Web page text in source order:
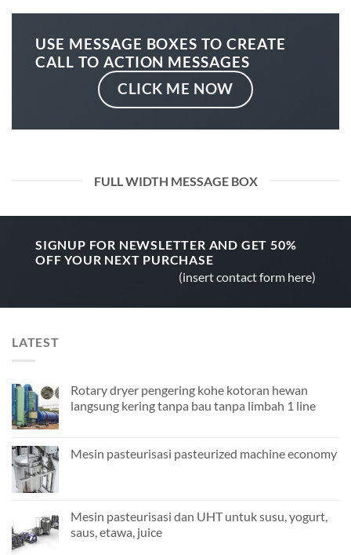
USE MESSAGE BOXES TO CREATE
CALL TO ACTION MESSAGES
CLICK ME NOW
FULL WIDTH MESSAGE BOX
SIGNUP FOR NEWSLETTER AND GET 50%
OFF YOUR NEXT PURCHASE
(insert contact form here)
LATEST
Rotary dryer pengering kohe kotoran hewan
langsung kering tanpa bau tanpa limbah 1 line
Mesin pasteurisasi pasteurized machine economy
Mesin pasteurisasi dan UHT untuk susu, yogurt,
saus, etawa, juice